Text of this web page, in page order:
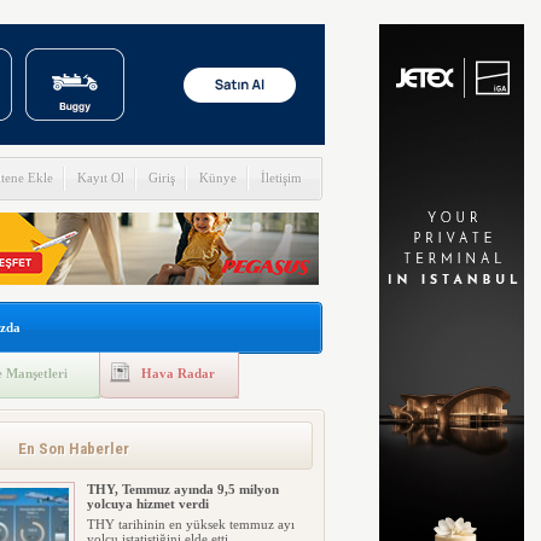
Ekle Kayıt Ol Giriş Künye İletişim
Manşetleri Hava Radar
En Son Haberler
THY, Temmuz ayında 9,5 milyon
yolcuya hizmet verdi
THY tarihinin en yüksek temmuz ayı